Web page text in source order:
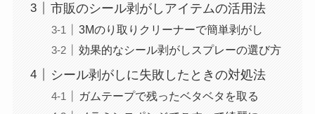
市販のシール剥がしアイテムの活用法
3Mのり取りクリーナーで簡単剥がし
効果的なシール剥がしスプレーの選び方
シール剥がしに失敗したときの対処法
ガムテープで残ったベタベタを取る